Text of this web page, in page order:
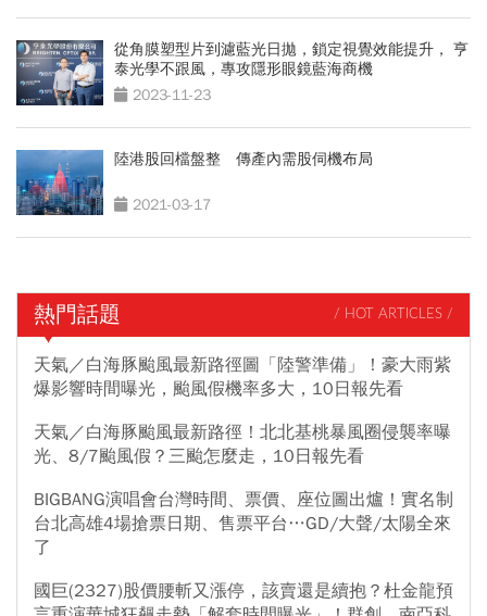
從角膜塑型片到濾藍光日拋，鎖定視覺效能提升， 亨
泰光學不跟風，專攻隱形眼鏡藍海商機
2023-11-23
陸港股回檔盤整 傳產內需股伺機布局
2021-03-17
熱門話題 / HOT ARTICLES /
天氣／白海豚颱風最新路徑圖「陸警準備」！豪大雨紫
爆影響時間曝光，颱風假機率多大，10日報先看
天氣／白海豚颱風最新路徑！北北基桃暴風圈侵襲率曝
光、8/7颱風假？三颱怎麼走，10日報先看
BIGBANG演唱會台灣時間、票價、座位圖出爐！實名制
台北高雄4場搶票日期、售票平台…GD/大聲/太陽全來
了
國巨(2327)股價腰斬又漲停，該賣還是續抱？杜金龍預